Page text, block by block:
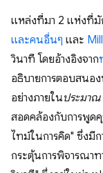
แหล่งที่มา 2 แห่งที่มั
และคนอื่นๆ และ
วินาที โดยอ้างอิงจาก
อธิบายการตอบสนอ
อย่างภายในประมาณ
สอดคล้องกับการพูด
ไทม์ในการคิด" ซึ่งมี
กระตุ้นการพิจารณา